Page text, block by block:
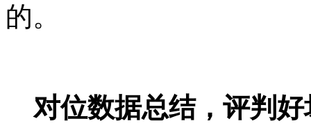
的。
对位数据总结，评判